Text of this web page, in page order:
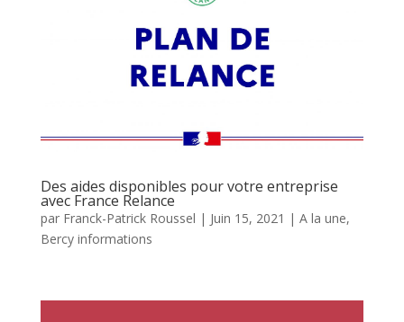
Des aides disponibles pour votre entreprise
avec France Relance
par Franck-Patrick Roussel | Juin 15, 2021 | A la une,
Bercy informations